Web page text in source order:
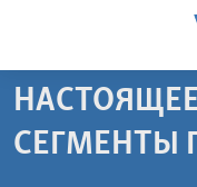
Перейти
на
основной
ПРОГРАММЫ
СЕГМЕНТЫ